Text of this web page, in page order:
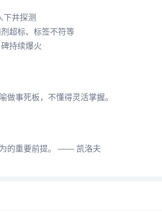
下井探测
超标、标签不符等
持续爆火
做事死板，不懂得灵活掌握。
的重要前提。 —— 凯洛夫